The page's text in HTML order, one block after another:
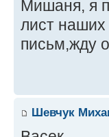
Мишаня, я
лист
письм,жду
Шевчук